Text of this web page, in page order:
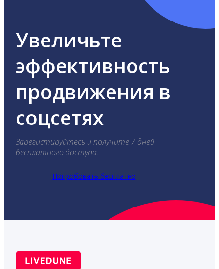
Увеличьте
эффективность
продвижения в
соцсетях
Зарегистируйтесь и получите 7 дней
бесплатного доступа.
Попробовать бесплатно